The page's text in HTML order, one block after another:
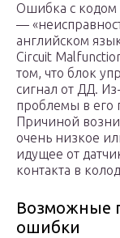
Ошибка с кодом
—
английском
Circuit
том, что блок
сигнал от ДД.
проблемы в его
Причиной
очень низкое
идущее от
контакта в
Возможные
ошибки